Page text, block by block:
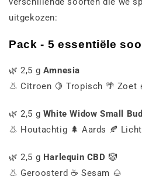
uitgekozen:
Pack - 5 essentiële
🌿 2,5 g Amnesia
👃 Citroen 🍋 Tropisch 🌴 Zoet
🌿 2,5 g White Widow Small
👃 Houtachtig 🌲 Aards 🍂
🌿 2,5 g Harlequin CBD 🤡
👃 Geroosterd ☕ Sesam 🌰